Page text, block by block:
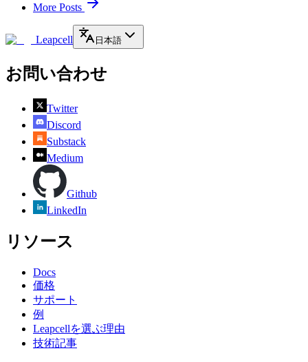
More Posts
Leapcell 日本語
お問い合わせ
Twitter
Discord
Substack
Medium
Github
LinkedIn
リソース
Docs
価格
サポート
例
Leapcellを選ぶ理由
技術記事